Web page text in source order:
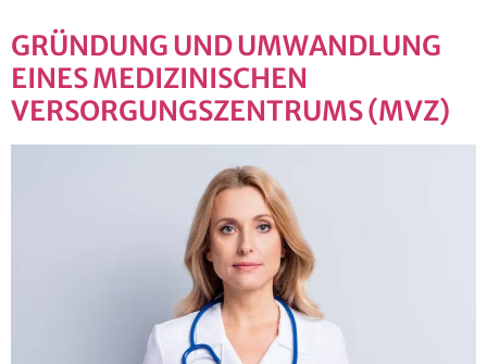
GRÜNDUNG UND UMWANDLUNG
EINES MEDIZINISCHEN
VERSORGUNGSZENTRUMS (MVZ)